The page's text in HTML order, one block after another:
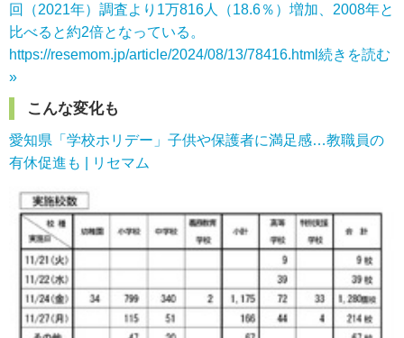
回（2021年）調査より1万816人（18.6％）増加、2008年と
比べると約2倍となっている。
https://resemom.jp/article/2024/08/13/78416.html 続きを読む
»
こんな変化も
愛知県「学校ホリデー」子供や保護者に満足感…教職員の
有休促進も | リセマム